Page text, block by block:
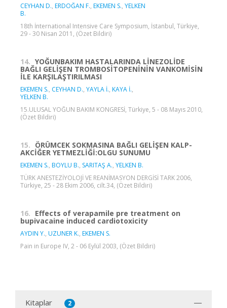
CEYHAN D., ERDOĞAN F., EKEMEN S., YELKEN
B.
18th İnternational Intensive Care Symposium, İstanbul, Türkiye,
29 - 30 Nisan 2011, (Özet Bildiri)
14. YOĞUNBAKIM HASTALARINDA LİNEZOLİDE
BAĞLI GELİŞEN TROMBOSİTOPENİNİN VANKOMİSİN
İLE KARŞILAŞTIRILMASI
EKEMEN S., CEYHAN D., YAYLA İ., KAYA İ.,
YELKEN B.
15.ULUSAL YOĞUN BAKIM KONGRESİ, Türkiye, 5 - 08 Mayıs 2010,
(Özet Bildiri)
15. ÖRÜMCEK SOKMASINA BAĞLI GELİŞEN KALP-
AKCİĞER YETMEZLİĞİ:OLGU SUNUMU
EKEMEN S., BOYLU B., SARITAŞ A., YELKEN B.
TÜRK ANESTEZİYOLOJİ VE REANİMASYON DERGİSİ TARK 2006,
Türkiye, 25 - 28 Ekim 2006, cilt.34, (Özet Bildiri)
16. Effects of verapamile pre treatment on
bupivacaine induced cardiotoxicity
AYDIN Y., UZUNER K., EKEMEN S.
Pain in Europe IV, 2 - 06 Eylül 2003, (Özet Bildiri)
Kitaplar 2